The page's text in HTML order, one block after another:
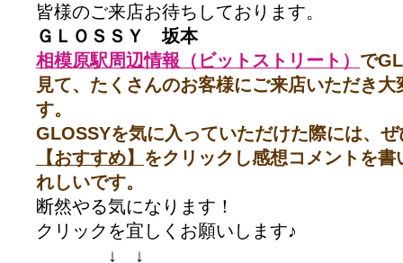
皆様のご来店お待ちしております。
ＧＬＯＳＳＹ 坂本
相模原駅周辺情報（ビットストリート） で
見て、たくさんのお客様にご来店いただき
す。
GLOSSYを気に入っていただけた際には、
【おすすめ】 をクリックし感想コメントを
れしいです。
断然やる気になります！
クリックを宜しくお願いします♪
↓ ↓